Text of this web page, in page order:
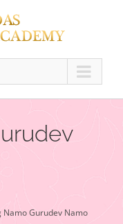
Namo Gurudev Namo